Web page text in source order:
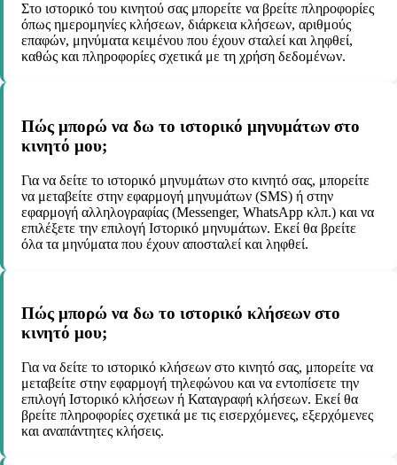
Στο ιστορικό του κινητού σας μπορείτε να βρείτε πληροφορίες
όπως ημερομηνίες κλήσεων, διάρκεια κλήσεων, αριθμούς
επαφών, μηνύματα κειμένου που έχουν σταλεί και ληφθεί,
καθώς και πληροφορίες σχετικά με τη χρήση δεδομένων.
Πώς μπορώ να δω το ιστορικό μηνυμάτων στο
κινητό μου;
Για να δείτε το ιστορικό μηνυμάτων στο κινητό σας, μπορείτε
να μεταβείτε στην εφαρμογή μηνυμάτων (SMS) ή στην
εφαρμογή αλληλογραφίας (Messenger, WhatsApp κλπ.) και να
επιλέξετε την επιλογή Ιστορικό μηνυμάτων. Εκεί θα βρείτε
όλα τα μηνύματα που έχουν αποσταλεί και ληφθεί.
Πώς μπορώ να δω το ιστορικό κλήσεων στο
κινητό μου;
Για να δείτε το ιστορικό κλήσεων στο κινητό σας, μπορείτε να
μεταβείτε στην εφαρμογή τηλεφώνου και να εντοπίσετε την
επιλογή Ιστορικό κλήσεων ή Καταγραφή κλήσεων. Εκεί θα
βρείτε πληροφορίες σχετικά με τις εισερχόμενες, εξερχόμενες
και αναπάντητες κλήσεις.